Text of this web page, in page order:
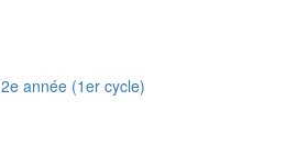
2e année (1er cycle)